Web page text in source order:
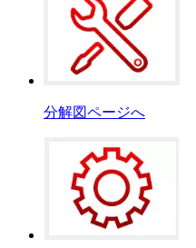
分解図ページへ